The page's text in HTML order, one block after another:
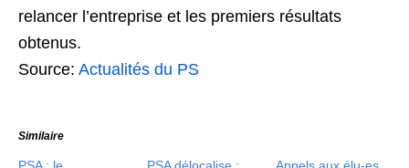
relancer l’entreprise et les premiers résultats
obtenus.
Source: Actualités du PS
Similaire